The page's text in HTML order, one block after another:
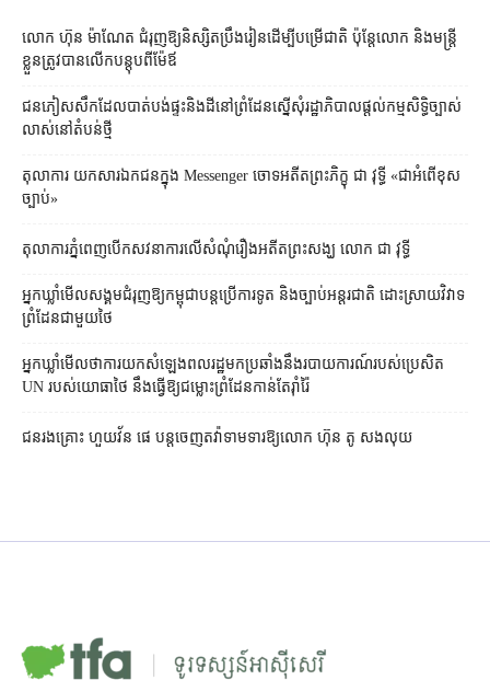
លោក ហ៊ុន ម៉ាណែត ជំរុញ​ឱ្យ​និស្សិត​ប្រឹងរៀន​ដើម្បី​បម្រើ​ជាតិ ប៉ុន្តែ​លោក និង​មន្ត្រី​​
ខ្លួន​ត្រូវ​បាន​លើក​បន្តុប​ពី​ម៉ែឪ
ជនភៀសសឹក​ដែល​បាត់បង់​ផ្ទះ​និង​ដី​នៅ​ព្រំដែន​ស្នើសុំ​រដ្ឋាភិបាល​ផ្តល់​កម្មសិទ្ធិ​ច្បាស់
លាស់​នៅ​តំបន់​ថ្មី
តុលាការ​​ យកសារឯកជនក្នុង Messenger ចោទអតីតព្រះភិក្ខុ ជា វុទ្ធី «ជាអំពើខុស
ច្បាប់»
តុលាការ​ភ្នំពេញ​​បើកសវនាការ​លើ​សំណុំរឿង​​អតីត​ព្រះសង្ឃ លោក ជា វុទ្ធី
អ្នកឃ្លាំមើល​សង្គម​ជំរុញ​ឱ្យ​កម្ពុជា​បន្ត​ប្រើ​ការទូត និង​ច្បាប់​អន្តរជាតិ ដោះស្រាយ​វិវាទ​
ព្រំដែន​ជាមួយ​ថៃ
អ្នកឃ្លាំមើល​ថា​ការ​យក​សំឡេង​ពលរដ្ឋ​មក​ប្រឆាំង​នឹង​របាយការណ៍​របស់​ប្រេសិត
UN របស់​យោធា​ថៃ នឹង​ធ្វើ​ឱ្យ​ជម្លោះព្រំដែន​កាន់តែ​រ៉ាំរ៉ៃ
ជនរងគ្រោះ ហួយវ័ន ផេ បន្ត​ចេញ​តវ៉ា​ទាមទារ​ឱ្យ​លោក ហ៊ុន តូ សង​លុយ